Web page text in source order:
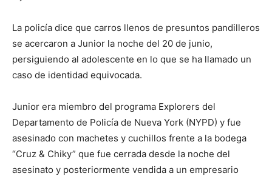
La policía dice que carros llenos de presuntos pandilleros
se acercaron a Junior la noche del 20 de junio,
persiguiendo al adolescente en lo que se ha llamado un
caso de identidad equivocada.
Junior era miembro del programa Explorers del
Departamento de Policía de Nueva York (NYPD) y fue
asesinado con machetes y cuchillos frente a la bodega
“Cruz & Chiky” que fue cerrada desde la noche del
asesinato y posteriormente vendida a un empresario